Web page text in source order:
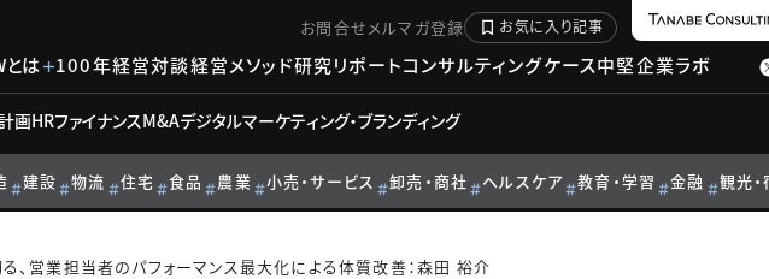
お問合せメルマガ登録 お気に入り記事
とは 100年経営対談経営メソッド研究リポートコンサルティングケース中堅企業ラボ
画HRファイナンスM&Aデジタルマーケティング・ブランディング
建設 物流 住宅 食品 農業 小売・サービス 卸売・商社 ヘルスケア 教育・学習 金融 観光・
、営業担当者のパフォーマンス最大化による体質改善：森田 裕介